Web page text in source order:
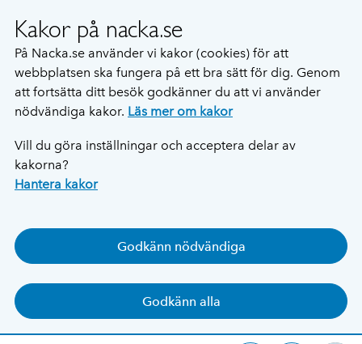
Kakor på nacka.se
På Nacka.se använder vi kakor (cookies) för att
webbplatsen ska fungera på ett bra sätt för dig. Genom
att fortsätta ditt besök godkänner du att vi använder
nödvändiga kakor. Läs mer om kakor
Vill du göra inställningar och acceptera delar av
kakorna?
Hantera kakor
Godkänn nödvändiga
Godkänn alla